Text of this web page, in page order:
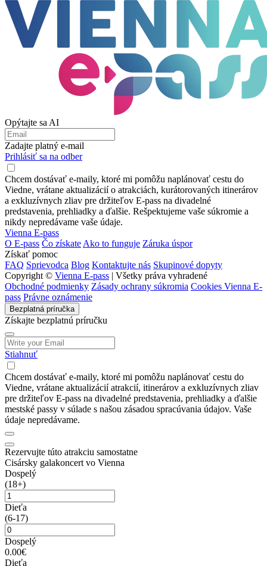
Opýtajte sa AI
Zadajte platný e-mail
Prihlásiť sa na odber
Chcem dostávať e-maily, ktoré mi pomôžu naplánovať cestu do
Viedne, vrátane aktualizácií o atrakciách, kurátorovaných itinerárov
a exkluzívnych zliav pre držiteľov E-pass na divadelné
predstavenia, prehliadky a ďalšie. Rešpektujeme vaše súkromie a
nikdy nepredávame vaše údaje.
Vienna E-pass
O E-pass Čo získate Ako to funguje Záruka úspor
Získať pomoc
FAQ Sprievodca Blog Kontaktujte nás Skupinové dopyty
Copyright © Vienna E-pass | Všetky práva vyhradené
Obchodné podmienky Zásady ochrany súkromia Cookies Vienna E-
pass Právne oznámenie
Bezplatná príručka
Získajte bezplatnú príručku
Stiahnuť
Chcem dostávať e-maily, ktoré mi pomôžu naplánovať cestu do
Viedne, vrátane aktualizácií atrakcií, itinerárov a exkluzívnych zliav
pre držiteľov E-pass na divadelné predstavenia, prehliadky a ďalšie
mestské passy v súlade s našou zásadou spracúvania údajov. Vaše
údaje nepredávame.
Rezervujte túto atrakciu samostatne
Cisársky galakoncert vo Vienna
Dospelý
(18+)
Dieťa
(6-17)
Dospelý
0.00€
Dieťa